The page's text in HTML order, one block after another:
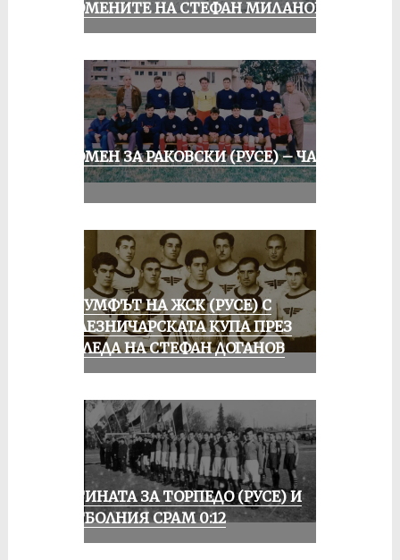
СПОМЕНИТЕ НА СТЕФАН МИЛАНОВ
СПОМЕН ЗА РАКОВСКИ (РУСЕ) – ЧАСТ
ТРИУМФЪТ НА ЖСК (РУСЕ) С
ЖЕЛЕЗНИЧАРСКАТА КУПА ПРЕЗ
ПОГЛЕДА НА СТЕФАН ДОГАНОВ
ИСТИНАТА ЗА ТОРПЕДО (РУСЕ) И
ФУТБОЛНИЯ СРАМ 0:12